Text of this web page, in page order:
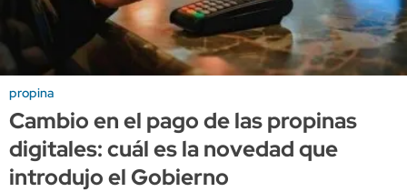
propina
Cambio en el pago de las propinas
digitales: cuál es la novedad que
introdujo el Gobierno